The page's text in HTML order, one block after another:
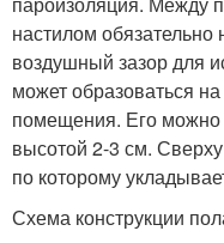
настилом обязательно
воздушный зазор для
может образоваться
помещения. Его можно
высотой 2-3 см.
по которому
Схема конструкции